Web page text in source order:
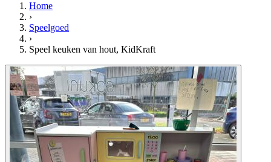
Home
›
Speelgoed
›
Speel keuken van hout, KidKraft